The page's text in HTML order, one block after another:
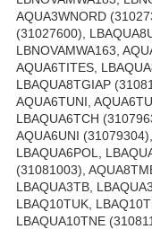
AQUA3WNORD
(31027600),
LBNOVAMWA163,
AQUA6TITES,
LBAQUA8TGIAP
AQUA6TUNI,
LBAQUA6TCH
AQUA6UNI
LBAQUA6POL,
(31081003),
LBAQUA3TB,
LBAQ10TUK,
LBAQUA10TNE